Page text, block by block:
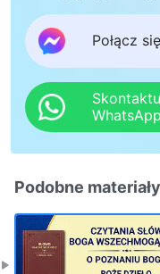
Połącz
WhatsApp
Podobne materiały